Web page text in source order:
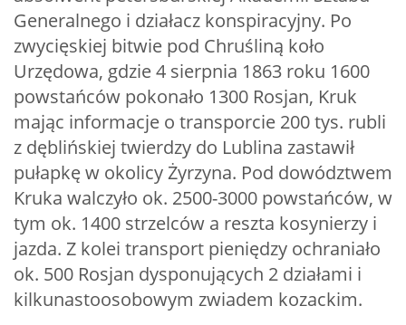
Generalnego i działacz konspiracyjny. Po
zwycięskiej bitwie pod Chruśliną koło
Urzędowa, gdzie 4 sierpnia 1863 roku 1600
powstańców pokonało 1300 Rosjan, Kruk
mając informacje o transporcie 200 tys. rubli
z dęblińskiej twierdzy do Lublina zastawił
pułapkę w okolicy Żyrzyna. Pod dowództwem
Kruka walczyło ok. 2500-3000 powstańców, w
tym ok. 1400 strzelców a reszta kosynierzy i
jazda. Z kolei transport pieniędzy ochraniało
ok. 500 Rosjan dysponujących 2 działami i
kilkunastoosobowym zwiadem kozackim.